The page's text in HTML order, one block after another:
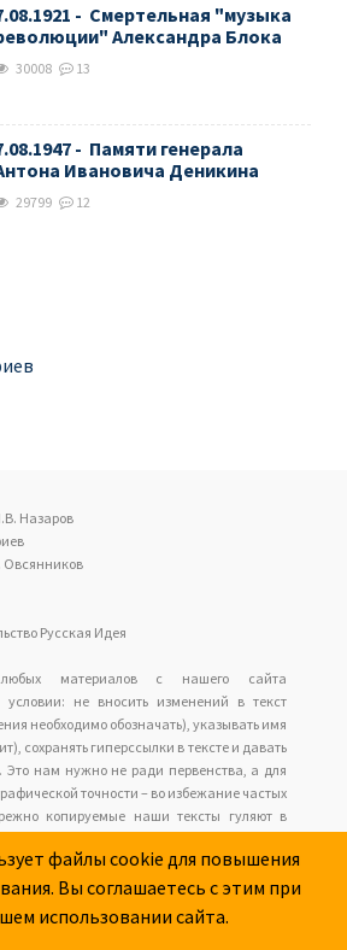
- Смертельная "музыка
Александра Блока
30008 13
- Памяти генерала
Ивановича Деникина
29799 12
Назаров
Овсянников
Русская Идея
любых материалов с нашего сайта
условии: не вносить изменений в текст
необходимо обозначать), указывать имя
сохранять гиперссылки в тексте и давать
Это нам нужно не ради первенства, а для
точности – во избежание частых
копируемые наши тексты гуляют в
с накапливающимися искажениями, но у
обратиться к оригиналу.
к оформлению и содержанию
рекламы.
файлы cookie для повышения
Вы соглашаетесь с этим при
использовании сайта.